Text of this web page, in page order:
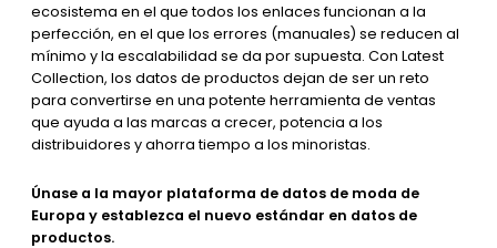
ecosistema en el que todos los enlaces funcionan a la
perfección, en el que los errores (manuales) se reducen al
mínimo y la escalabilidad se da por supuesta. Con Latest
Collection, los datos de productos dejan de ser un reto
para convertirse en una potente herramienta de ventas
que ayuda a las marcas a crecer, potencia a los
distribuidores y ahorra tiempo a los minoristas.
Únase a la mayor plataforma de datos de moda de
Europa y establezca el nuevo estándar en datos de
productos.